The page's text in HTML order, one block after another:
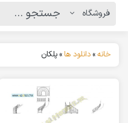
خانه»دانلود ها»پلکان